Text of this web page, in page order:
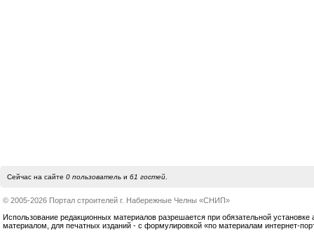
Сейчас на сайте 0 пользовательи 61 гостей.
© 2005-2026 Портал строителей г. Набережные Челны «СНИП»
Использование редакционных материалов разрешается при обязательной установке
материалом, для печатных изданий - с формулировкой «по материалам интернет-